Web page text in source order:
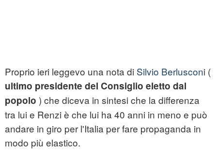
Proprio ieri leggevo una nota di Silvio Berlusconi (
ultimo presidente del Consiglio eletto dal
popolo ) che diceva in sintesi che la differenza
tra lui e Renzi è che lui ha 40 anni in meno e può
andare in giro per l'Italia per fare propaganda in
modo più elastico.